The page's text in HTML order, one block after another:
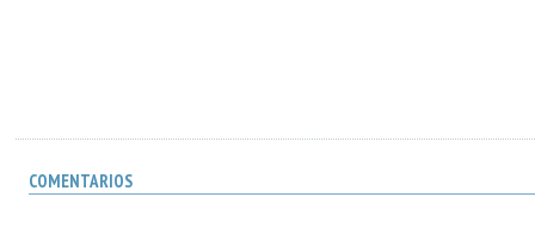
COMENTARIOS